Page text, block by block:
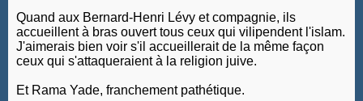
Quand aux Bernard-Henri Lévy et compagnie, ils
accueillent à bras ouvert tous ceux qui vilipendent l'islam.
J'aimerais bien voir s'il accueillerait de la même façon
ceux qui s'attaqueraient à la religion juive.
Et Rama Yade, franchement pathétique.